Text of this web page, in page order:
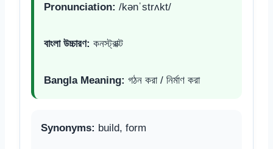
Pronunciation: /kənˈstrʌkt/
বাংলা উচ্চারণ: কনস্ট্রাক্ট
Bangla Meaning: গঠন করা / নির্মাণ করা
Synonyms: build, form